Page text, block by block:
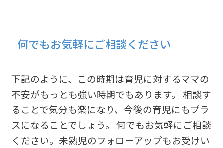
何でもお気軽にご相談ください
下記のように、この時期は育児に対するママの
不安がもっとも強い時期でもあります。 相談す
ることで気分も楽になり、今後の育児にもプラ
スになることでしょう。 何でもお気軽にご相談
ください。未熟児のフォローアップもお受けい